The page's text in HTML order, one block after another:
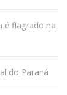
é flagrado na
do Paraná